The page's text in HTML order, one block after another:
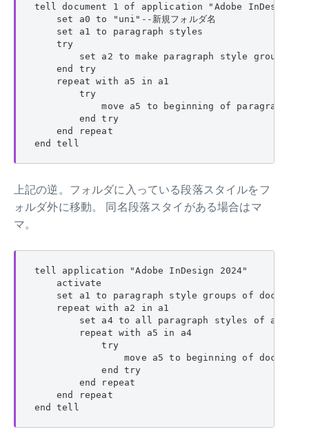
tell document 1 of application "Adobe InDesign
    set a0 to "uni"--新規フォルダ名
    set a1 to paragraph styles
    try
set a2 to make paragraph style group
    end try
    repeat with a5 in a1
        try
move a5 to beginning of paragraph
        end try
    end repeat
end tell
上記の逆。フォルダに入っている段落スタイルをフ
ォルダ外に移動。 同名段落スタイがある場合はマ
マ。
tell application "Adobe InDesign 2024"
    activate
set a1 to paragraph style groups of document
    repeat with a2 in a1
        set a4 to all paragraph styles of a2
        repeat with a5 in a4
            try
move a5 to beginning of document
            end try
        end repeat
    end repeat
end tell